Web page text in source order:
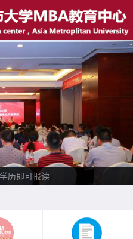
历即可报读